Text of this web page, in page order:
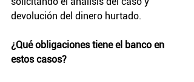
devolución del dinero hurtado.
¿Qué obligaciones tiene el banco en
estos casos?